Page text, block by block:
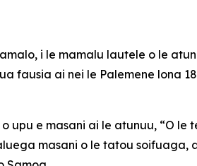
i le mamalu lautele o le
fausia ai nei le Palemene lona
upu e masani ai le atunuu, “O
masani o le tatou